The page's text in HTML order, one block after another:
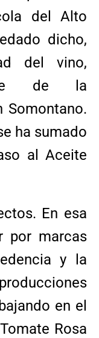
del Alto
dicho,
del vino,
de la
Somontano.
ha sumado
al Aceite
En esa
por marcas
y la
en el
Rosa